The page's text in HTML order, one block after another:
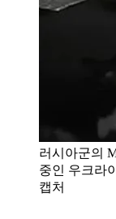
러시아군의
중인 우크라
캡처